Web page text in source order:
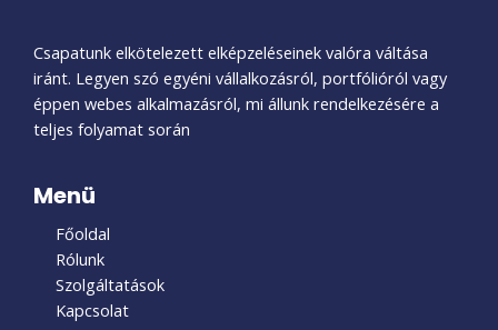
Csapatunk elkötelezett elképzeléseinek valóra váltása
iránt. Legyen szó egyéni vállalkozásról, portfólióról vagy
éppen webes alkalmazásról, mi állunk rendelkezésére a
teljes folyamat során
Menü
Főoldal
Rólunk
Szolgáltatások
Kapcsolat